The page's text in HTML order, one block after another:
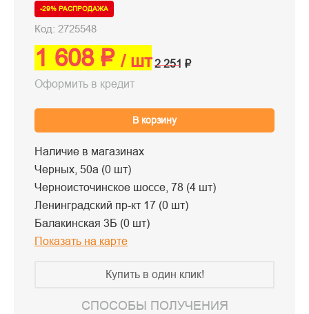
-29% РАСПРОДАЖА
Код: 2725548
1 608 ₽ / шт 2 251 ₽
Оформить в кредит
В корзину
Наличие в магазинах
Черных, 50а (0 шт)
Черноисточинское шоссе, 78 (4 шт)
Ленинградский пр-кт 17 (0 шт)
Балакинская 3Б (0 шт)
Показать на карте
Купить в один клик!
СПОСОБЫ ПОЛУЧЕНИЯ